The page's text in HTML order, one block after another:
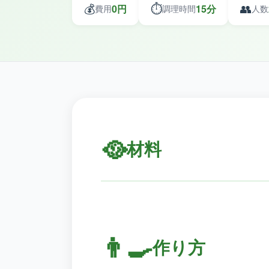
💰費用0円 ⏱️調理時間15分 👥人数
🥘材料
👨‍🍳作り方